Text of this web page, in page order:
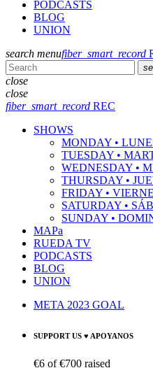
PODCASTS
BLOG
UNION
search menufiber_smart_record
close
close
fiber_smart_record REC
SHOWS
MONDAY •
TUESDAY •
WEDNESDAY •
THURSDAY •
FRIDAY •
SATURDAY •
SUNDAY •
MAPa
RUEDA TV
PODCASTS
BLOG
UNION
META 2023 GOAL
SUPPORT US ♥ APOYANOS
€6 of€700 raised